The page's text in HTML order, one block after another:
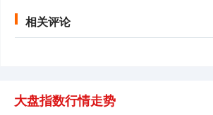
相关评论
大盘指数行情走势
创业板指